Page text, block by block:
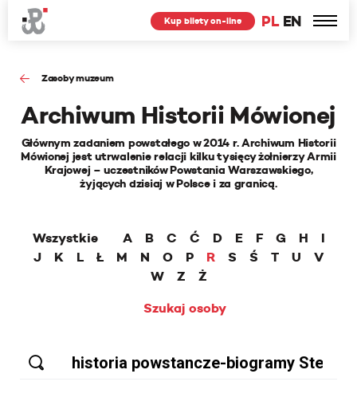
PL EN
Kup bilety on-line
Zasoby muzeum
Archiwum Historii Mówionej
Głównym zadaniem powstałego w 2014 r. Archiwum Historii
Mówionej jest utrwalenie relacji kilku tysięcy żołnierzy Armii
Krajowej – uczestników Powstania Warszawskiego,
żyjących dzisiaj w Polsce i za granicą.
Wszystkie A B C Ć D E F G H
I
J
K L Ł M N O P R S Ś T U
V
W
Z
Ż
Szukaj osoby